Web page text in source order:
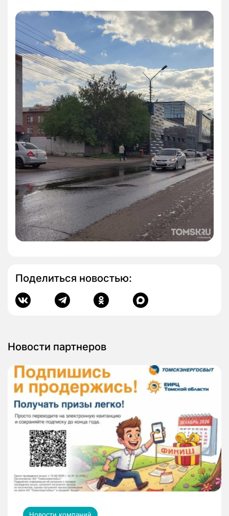
Поделиться новостью:
Новости партнеров